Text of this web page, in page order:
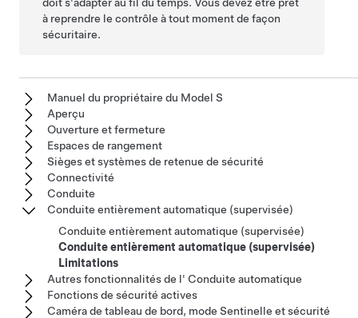
à reprendre le contrôle à tout moment de façon
sécuritaire.
Manuel du propriétaire du Model S
Aperçu
Ouverture et fermeture
Espaces de rangement
Sièges et systèmes de retenue de sécurité
Connectivité
Conduite
Conduite entièrement automatique (supervisée)
Conduite entièrement automatique (supervisée)
Conduite entièrement automatique (supervisée)
Limitations
Autres fonctionnalités de l' Conduite automatique
Fonctions de sécurité actives
Caméra de tableau de bord, mode Sentinelle et sécurité